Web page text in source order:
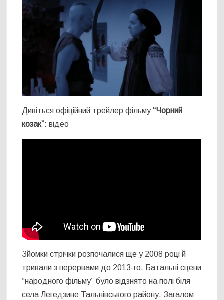
Дивіться офіційний трейлер фільму“Чорний
козак”: відео
Зйомки стрічки розпочалися ще у 2008 році й
тривали з перервами до 2013-го. Батальні сцени
“народного фільму” було відзнято на полі біля
села Легедзине Тальнівського району. Загалом